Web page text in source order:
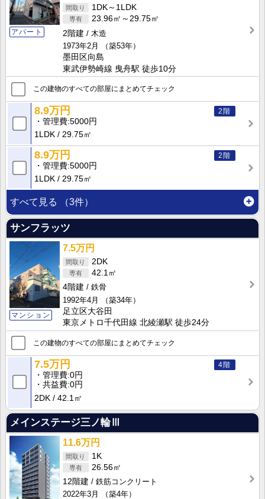
アパート
1DK～1LDK
23.96㎡～29.75㎡
2階建
木造
1973年2月
（築53年）
墨田区向島
東武伊勢崎線 曳舟駅 徒歩10分
この建物のすべての部屋にまとめてチェック
2階
8.9万円
管理費 5000円
1LDK
29.75㎡
2階
8.9万円
管理費 5000円
1LDK
29.75㎡
すべて見る （3件）
サンフラッツ
マンション
7.5万円
2DK
42.1㎡
4階建
鉄骨
1992年4月
（築34年）
足立区大谷田
東京メトロ千代田線 北綾瀬駅 徒歩24分
この建物のすべての部屋にまとめてチェック
4階
7.5万円
管理費 0円
共益費 0円
2DK
42.1㎡
メインステージ三ノ輪Ⅲ
11.6万円
1K
26.56㎡
12階建
鉄筋コンクリート
2022年3月
（築4年）